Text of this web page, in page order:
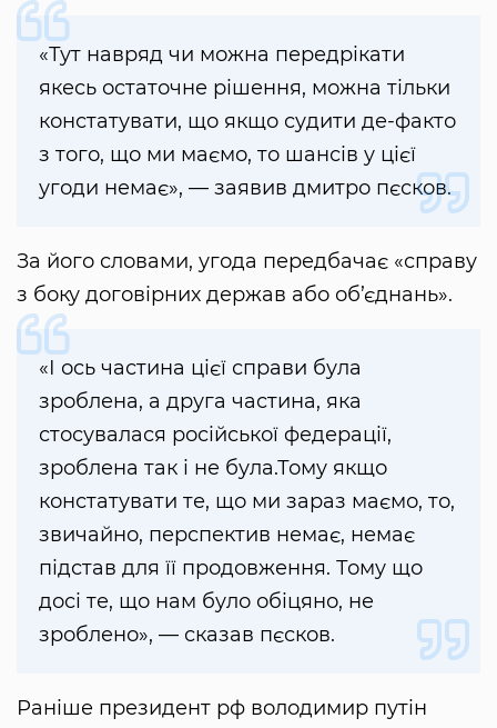
«Тут навряд чи можна передрікати
якесь остаточне рішення, можна тільки
констатувати, що якщо судити де-факто
з того, що ми маємо, то шансів у цієї
угоди немає», — заявив дмитро пєсков.
За його словами, угода передбачає «справу
з боку договірних держав або об’єднань».
«І ось частина цієї справи була
зроблена, а друга частина, яка
стосувалася російської федерації,
зроблена так і не була.Тому якщо
констатувати те, що ми зараз маємо, то,
звичайно, перспектив немає, немає
підстав для її продовження. Тому що
досі те, що нам було обіцяно, не
зроблено», — сказав пєсков.
Раніше президент рф володимир путін